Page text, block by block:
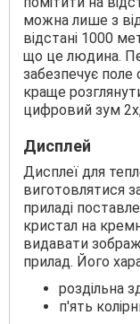
можна лише з
відстані 1000
що це людина.
забезпечує поле
краще
цифровий зум
Дисплей
Дисплеї для
виготовлятися
приладі
кристал на
видавати
прилад. Його
роздільна
п'ять